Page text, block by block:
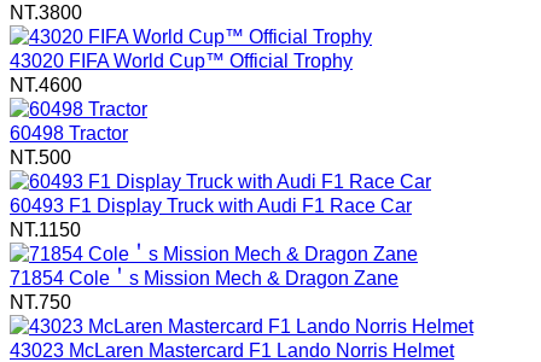
NT.3800
43020 FIFA World Cup™ Official Trophy
NT.4600
60498 Tractor
NT.500
60493 F1 Display Truck with Audi F1 Race Car
NT.1150
71854 Cole＇s Mission Mech & Dragon Zane
NT.750
43023 McLaren Mastercard F1 Lando Norris Helmet